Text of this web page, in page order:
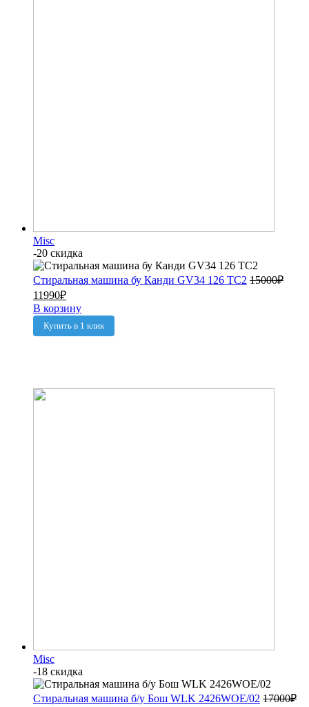
Misc
-20 скидка
Стиральная машина бу Канди GV34 126 TC2 15000₽
11990₽
В корзину
Купить в 1 клик
Misc
-18 скидка
Стиральная машина б/у Бош WLK 2426WOE/02 17000₽